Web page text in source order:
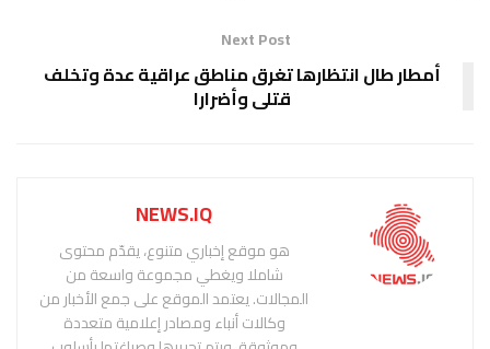
Next Post
أمطار طال انتظارها تغرق مناطق عراقية عدة وتخلف
قتلى وأضرارا
NEWS.IQ
هو موقع إخباري متنوع، يقدّم محتوى
شاملا ويغطي مجموعة واسعة من
المجالات. يعتمد الموقع على جمع الأخبار من
وكالات أنباء ومصادر إعلامية متعددة